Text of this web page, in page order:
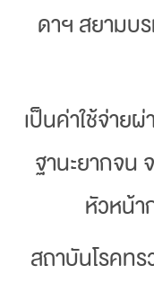
ดาฯ สยามบ
เป็นค่าใช้จ่าย
ฐานะยากจน
หัวหน้
สถาบันโรคท